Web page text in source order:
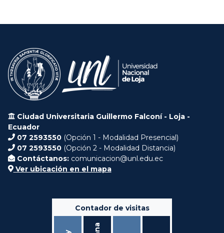
Ciudad Universitaria Guillermo Falconí - Loja -
Ecuador
07 2593550 (Opción 1 - Modalidad Presencial)
07 2593550 (Opción 2 - Modalidad Distancia)
Contáctanos: comunicacion@unl.edu.ec
Ver ubicación en el mapa
Contador de visitas